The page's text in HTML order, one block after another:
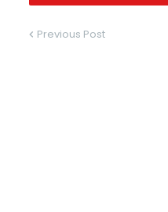
Previous Post